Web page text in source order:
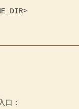
口：